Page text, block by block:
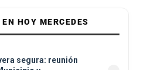
HOY MERCEDES
segura: reunión